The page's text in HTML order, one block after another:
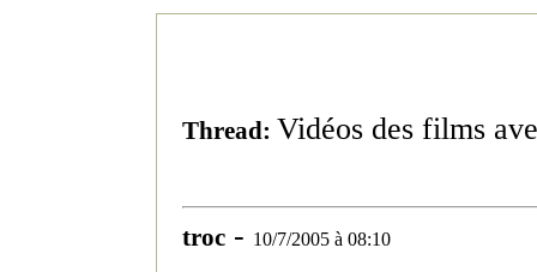
Thread: Vidéos des films
troc- 10/7/2005 à 08:10